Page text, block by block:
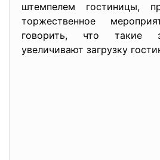
штемпелем гостиницы,
торжественное
говорить, что такие
увеличивают загрузку